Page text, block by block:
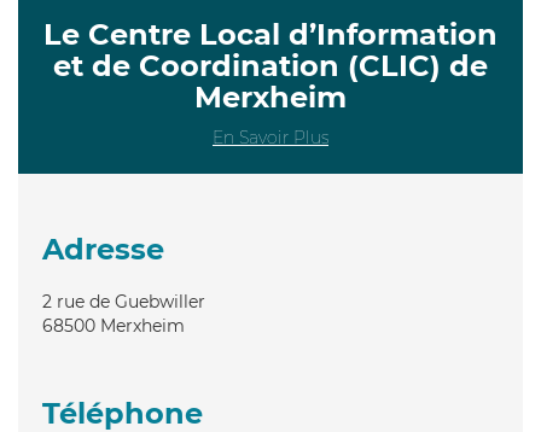
Le Centre Local d’Information
et de Coordination (CLIC) de
Merxheim
En Savoir Plus
Adresse
2 rue de Guebwiller
68500 Merxheim
Téléphone